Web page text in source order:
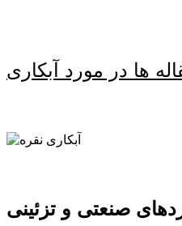
صنعتی و تزئینی